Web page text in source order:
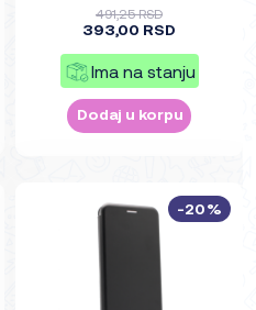
491,25 RSD
393,00 RSD
Ima na stanju
Dodaj u korpu
-20%